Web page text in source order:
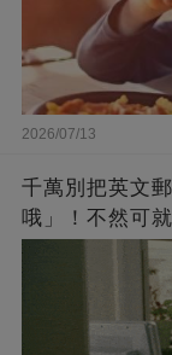
2026/07/13
千萬別把英文
哦」！不然可